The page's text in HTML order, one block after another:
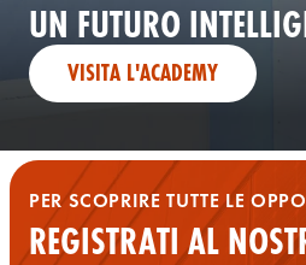
UN FUTURO
VISITA L'ACADEMY
PER SCOPRIRE TUTTE LE
REGISTRATI AL